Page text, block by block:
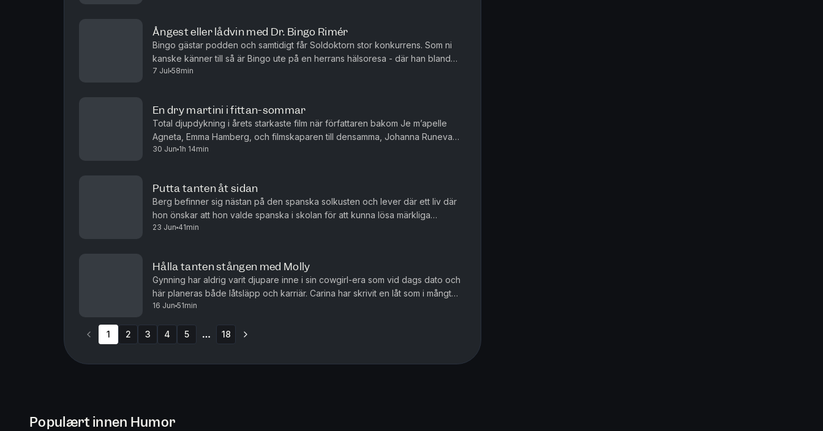
Ångest eller lådvin med Dr. Bingo Rimér
Bingo gästar podden och samtidigt får Soldoktorn stor konkurrens. Som ni
kanske känner till så är Bingo ute på en herrans hälsoresa - där han bland
annat berättar om det avskedbrev han skrivit till si...
7 Jul 58min
En dry martini i fittan-sommar
Total djupdykning i årets starkaste film när författaren bakom Je m’apelle
Agneta, Emma Hamberg, och filmskaparen till densamma, Johanna Runevad,
gästar sommaravsnitt. Det blir allt från vem Agneta är...
30 Jun 1h 14min
Putta tanten åt sidan
Berg befinner sig nästan på den spanska solkusten och lever där ett liv där
hon önskar att hon valde spanska i skolan för att kunna lösa märkliga
kattsituationer som uppstår. Gynning däremot lever. En...
23 Jun 41min
Hålla tanten stången med Molly
Gynning har aldrig varit djupare inne i sin cowgirl-era som vid dags dato och
här planeras både låtsläpp och karriär. Carina har skrivit en låt som i mångt
och mycket handlar om henne själv. Vid ett t...
16 Jun 51min
1 2 3 4 5 18
Populært innen Humor